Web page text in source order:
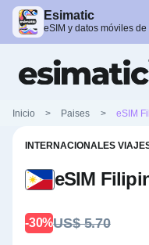
Esimatic
eSIM y datos móviles
Inicio > Paises > eSIM
INTERNACIONALES
eSIM
-30%US$ 5.70